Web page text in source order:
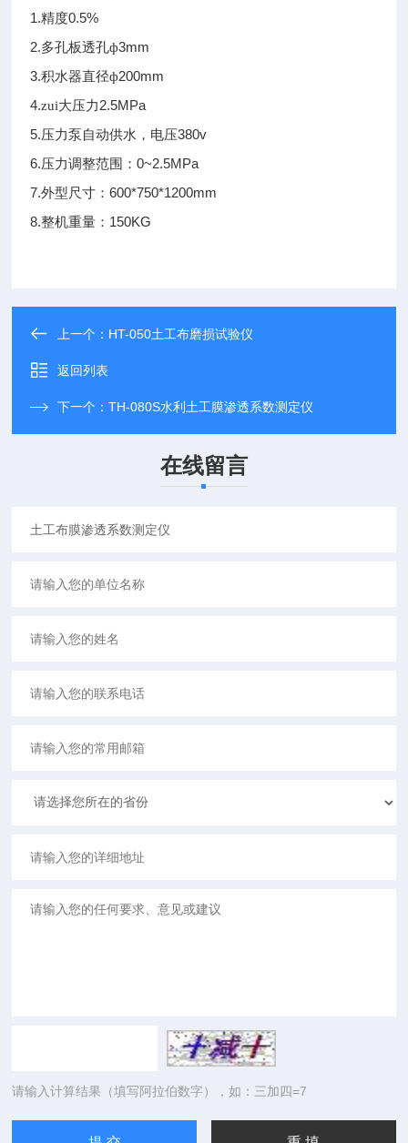
1.精度0.5%
2.多孔板透孔ф3mm
3.积水器直径ф200mm
4.zui大压力2.5MPa
5.压力泵自动供水，电压380v
6.压力调整范围：0~2.5MPa
7.外型尺寸：600*750*1200mm
8.整机重量： 150KG
上一个： HT-050土工布磨损试验仪
返回列表
下一个：TH-080S水利土工膜渗透系数测定仪
在线留言
请输入计算结果（填写阿拉伯数字），如：三加四=7